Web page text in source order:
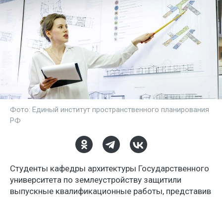
Фото: Единый институт пространственного планирования
РФ
Студенты кафедры архитектуры Государственного
университета по землеустройству защитили
выпускные квалификационные работы, представив